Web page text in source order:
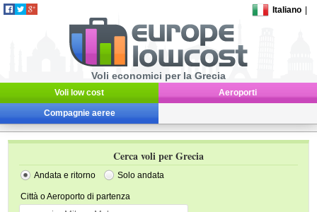
Italiano
Voli economici per la Grecia
Voli low cost Aeroporti
Compagnie aeree
Cerca voli per Grecia
Andata e ritorno Solo andata
Città o Aeroporto di partenza